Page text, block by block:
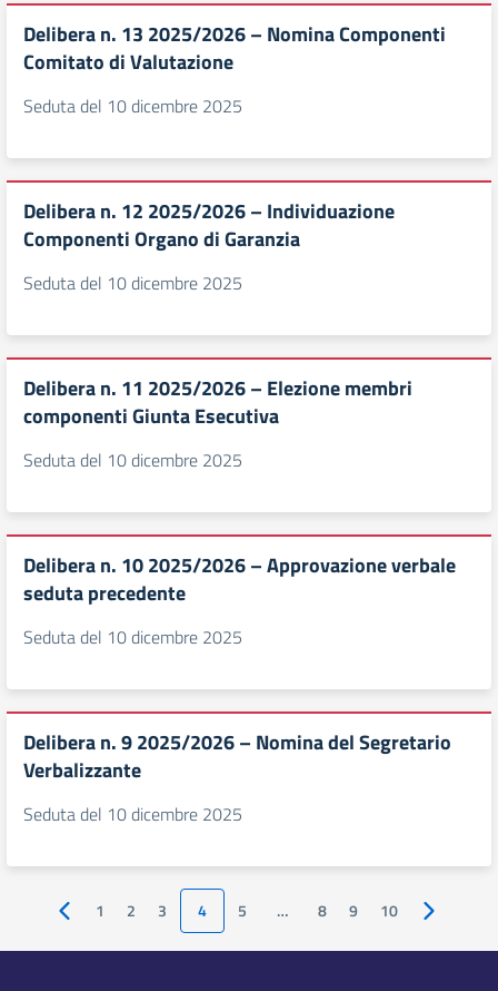
Delibera n. 13 2025/2026 – Nomina Componenti
Comitato di Valutazione
Seduta del 10 dicembre 2025
Delibera n. 12 2025/2026 – Individuazione
Componenti Organo di Garanzia
Seduta del 10 dicembre 2025
Delibera n. 11 2025/2026 – Elezione membri
componenti Giunta Esecutiva
Seduta del 10 dicembre 2025
Delibera n. 10 2025/2026 – Approvazione verbale
seduta precedente
Seduta del 10 dicembre 2025
Delibera n. 9 2025/2026 – Nomina del Segretario
Verbalizzante
Seduta del 10 dicembre 2025
Pagina precedente
1 2 3 4 5 … 8 9 10 Pagina